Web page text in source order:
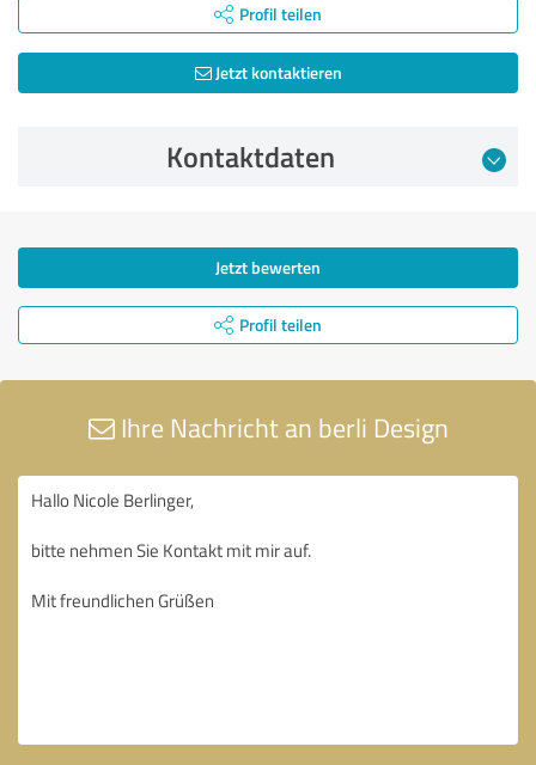
Profil teilen
Jetzt kontaktieren
Kontaktdaten
Jetzt bewerten
Profil teilen
Ihre Nachricht an berli Design